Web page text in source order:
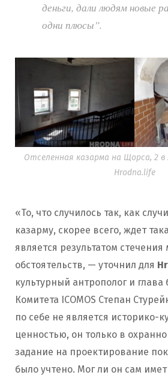
деньги, дали людям новые
одни плюсы”.
Отселенная казарма на Щорса, 2 в
Hrodna.life
«То, что случилось так, как
казарму, скорее всего, ждет
является результатом стечения
обстоятельств, — уточнил для
культурный антрополог и глава
Комитета ICOMOS Степан
по себе не является историко-
ценностью, он только в
задание на проектирование
было учтено. Мог ли он сам